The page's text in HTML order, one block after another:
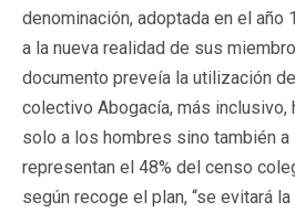
denominación, adoptada en el año
a la nueva realidad de sus
documento preveía la utilización
colectivo Abogacía, más inclusivo,
solo a los hombres sino también a
representan el 48% del censo
según recoge el plan, “se evitará